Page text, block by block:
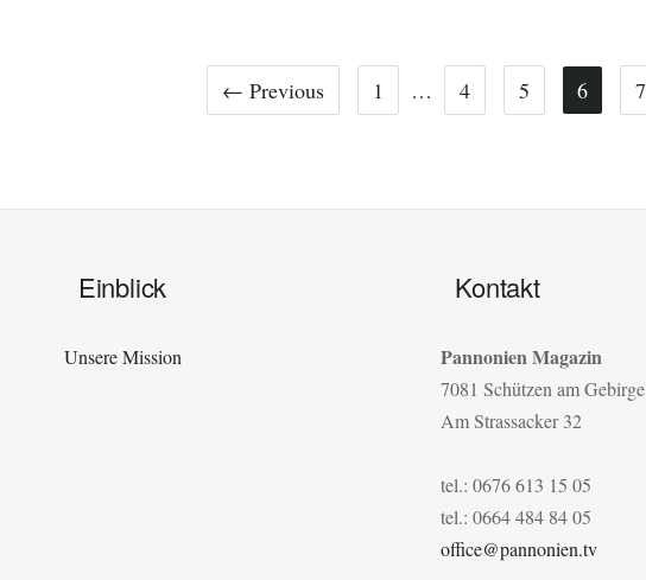
← Previous 1 … 4 5 6 7
Einblick
Unsere Mission
Kontakt
Pannonien Magazin
7081 Schützen am Gebirge
Am Strassacker 32
tel.: 0676 613 15 05
tel.: 0664 484 84 05
office@pannonien.tv